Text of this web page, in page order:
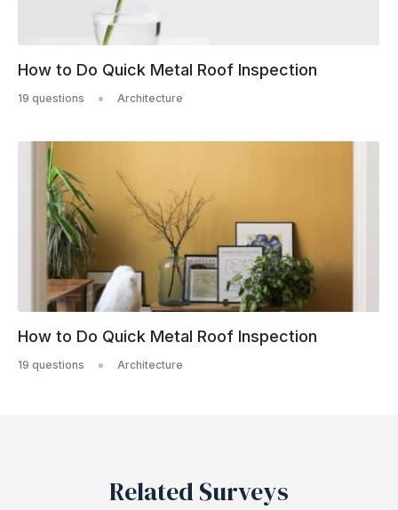
How to Do Quick Metal Roof Inspection
19 questions Architecture
How to Do Quick Metal Roof Inspection
19 questions Architecture
Related Surveys